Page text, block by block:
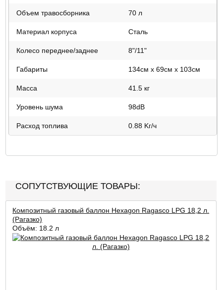
Объем травосборника 70 л
Материал корпуса Сталь
Колесо переднее/заднее 8"/11"
Габариты 134см x 69см x 103см
Масса 41.5 кг
Уровень шума 98dB
Расход топлива 0.88 Kг/ч
СОПУТСТВУЮЩИЕ ТОВАРЫ:
Композитный газовый баллон Hexagon Ragasco LPG 18,2 л.
(Рагазко)
Объём: 18,2 л